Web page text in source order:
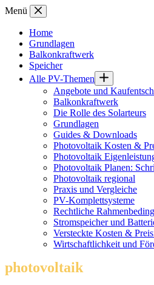
Zum
springen
Menü
Home
Grundlagen
Balkonkraftwerk
Speicher
Alle PV-Themen
Angebote und
Balkonkraftwerk
Die Rolle des Solarteurs
Grundlagen
Guides & Downloads
Photovoltaik Kosten &
Photovoltaik
Photovoltaik Planen:
Photovoltaik regional
Praxis und Vergleiche
PV-Komplettsysteme
Rechtliche
Stromspeicher und
Versteckte Kosten &
Wirtschaftlichkeit und
photovoltaik